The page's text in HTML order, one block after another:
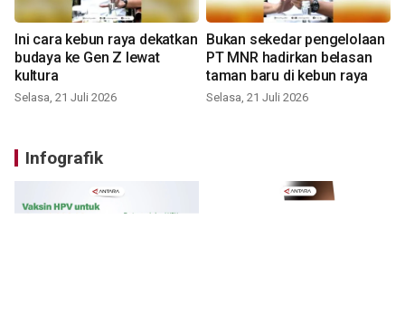
Ini cara kebun raya dekatkan
budaya ke Gen Z lewat
kultura
Selasa, 21 Juli 2026
Bukan sekedar pengelolaan
PT MNR hadirkan belasan
taman baru di kebun raya
Selasa, 21 Juli 2026
Infografik